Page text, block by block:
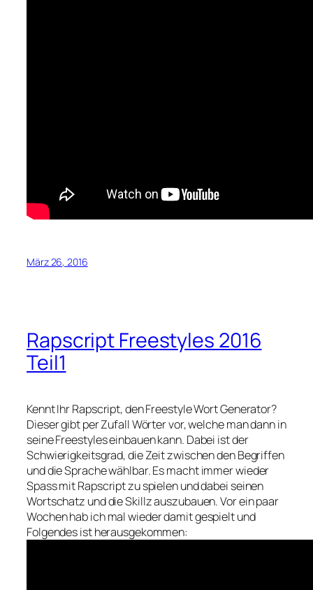
März 26, 2016
Rapscript Freestyles 2016
Teil1
Kennt Ihr Rapscript, den Freestyle Wort Generator?
Dieser gibt per Zufall Wörter vor, welche man dann in
seine Freestyles einbauen kann. Dabei ist der
Schwierigkeitsgrad, die Zeit zwischen den Begriffen
und die Sprache wählbar. Es macht immer wieder
Spass mit Rapscript zu spielen und dabei seinen
Wortschatz und die Skillz auszubauen. Vor ein paar
Wochen hab ich mal wieder damit gespielt und
Folgendes ist herausgekommen: